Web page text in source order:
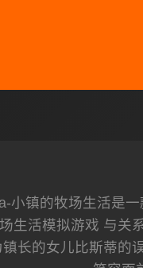
小镇的牧场生活是
生活模拟游戏 与关
镇长的女儿比斯蒂的